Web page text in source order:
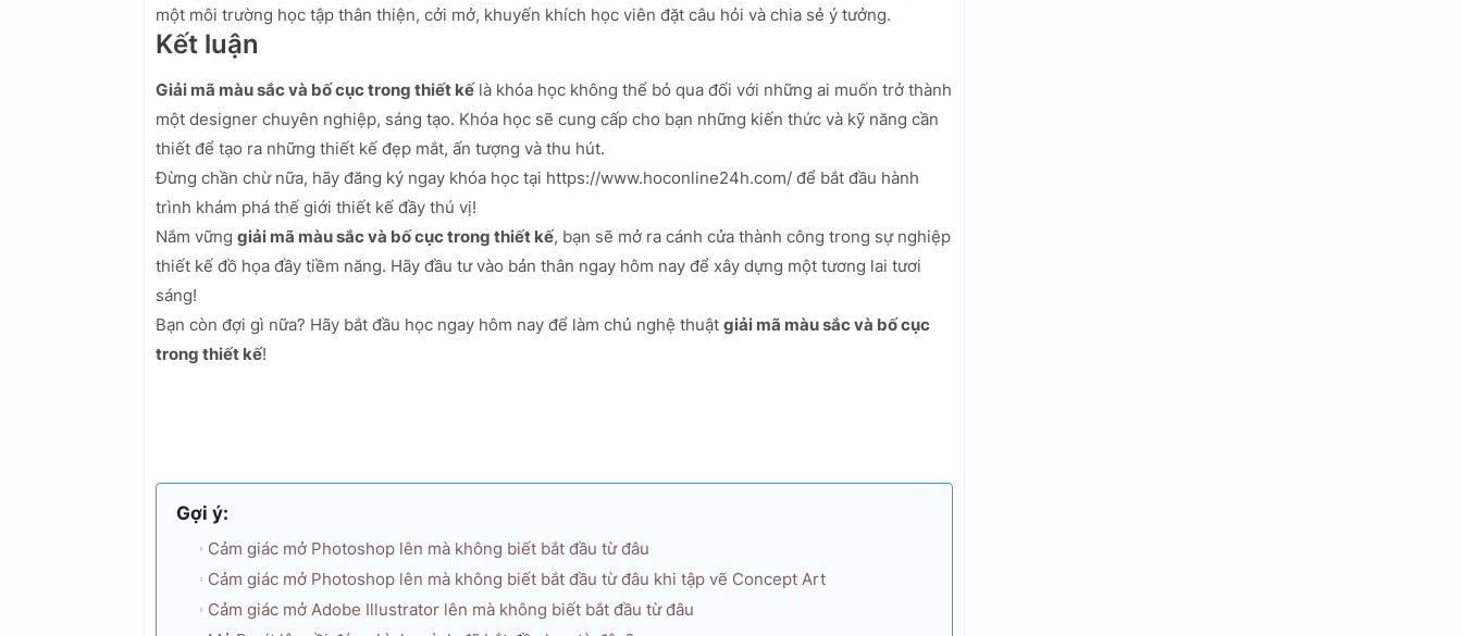
một môi trường học tập thân thiện, cởi mở, khuyến khích học viên đặt câu hỏi và chia sẻ ý tưởng.
Kết luận
Giải mã màu sắc và bố cục trong thiết kếlà khóa học không thể bỏ qua đối với những ai muốn trở thành
một designer chuyên nghiệp, sáng tạo. Khóa học sẽ cung cấp cho bạn những kiến thức và kỹ năng cần
thiết để tạo ra những thiết kế đẹp mắt, ấn tượng và thu hút.
Đừng chần chừ nữa, hãy đăng ký ngay khóa học tại https://www.hoconline24h.com/ để bắt đầu hành
trình khám phá thế giới thiết kế đầy thú vị!
Nắm vững giải mã màu sắc và bố cục trong thiết kế, bạn sẽ mở ra cánh cửa thành công trong sự nghiệp
thiết kế đồ họa đầy tiềm năng. Hãy đầu tư vào bản thân ngay hôm nay để xây dựng một tương lai tươi
sáng!
Bạn còn đợi gì nữa? Hãy bắt đầu học ngay hôm nay để làm chủ nghệ thuật giải mã màu sắc và bố cục
trong thiết kế!
Gợi ý:
Cảm giác mở Photoshop lên mà không biết bắt đầu từ đâu
Cảm giác mở Photoshop lên mà không biết bắt đầu từ đâu khi tập vẽ Concept Art
Cảm giác mở Adobe Illustrator lên mà không biết bắt đầu từ đâu